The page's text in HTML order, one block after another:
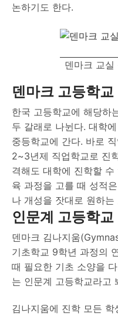
논하기도 한다.
덴마크 교실
덴마크 고등학교
한국 고등학교에 해당하
두 갈래로 나뉜다. 대학
중등학교에 간다. 바로
2~3년제 직업학교로 진
격해도 대학에 진학할
육 과정을 고를 때 성적
나 개성을 잣대로 원하
인문계 고등학교
덴마크 김나지움
기초학교 9학년 과정의
때 필요한 기초 소양을
는 인문계 고등학교라고
김나지움에 진학 모든